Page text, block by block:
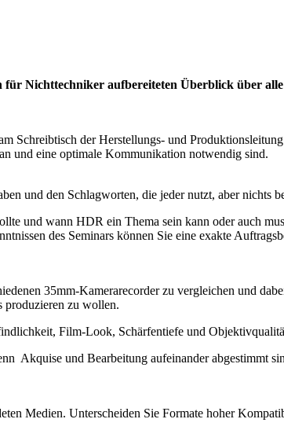
Nichttechniker aufbereiteten Überblick über
Schreibtisch der Herstellungs- und
und eine optimale Kommunikation notwendig sind.
und den Schlagworten, die jeder nutzt, aber nichts
und wann HDR ein Thema sein kann oder auch
des Seminars können Sie eine exakte
35mm-Kamerarecorder zu vergleichen und
produzieren zu wollen.
Film-Look, Schärfentiefe und
Akquise und Bearbeitung aufeinander abgestimmt
Medien. Unterscheiden Sie Formate hoher